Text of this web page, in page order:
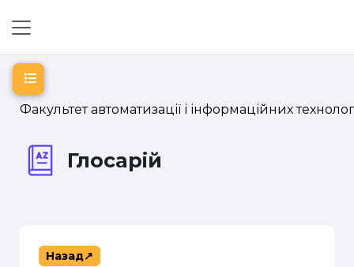
Факультет автоматизації і інформаційних
Глосарій
Відкритий покажчик курсу
Назад